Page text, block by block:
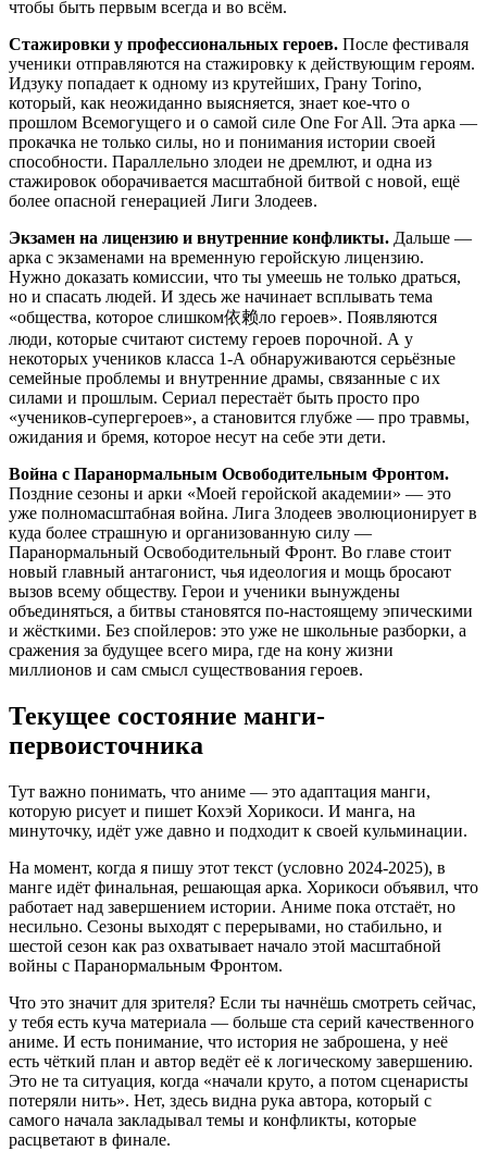
чтобы быть первым всегда и во всём.
Стажировки у профессиональных героев. После фестиваля
ученики отправляются на стажировку к действующим героям.
Идзуку попадает к одному из крутейших, Грану Torino,
который, как неожиданно выясняется, знает кое-что о
прошлом Всемогущего и о самой силе One For All. Эта арка —
прокачка не только силы, но и понимания истории своей
способности. Параллельно злодеи не дремлют, и одна из
стажировок оборачивается масштабной битвой с новой, ещё
более опасной генерацией Лиги Злодеев.
Экзамен на лицензию и внутренние конфликты. Дальше —
арка с экзаменами на временную геройскую лицензию.
Нужно доказать комиссии, что ты умеешь не только драться,
но и спасать людей. И здесь же начинает всплывать тема
«общества, которое слишком依赖ло героев». Появляются
люди, которые считают систему героев порочной. А у
некоторых учеников класса 1-А обнаруживаются серьёзные
семейные проблемы и внутренние драмы, связанные с их
силами и прошлым. Сериал перестаёт быть просто про
«учеников-супергероев», а становится глубже — про травмы,
ожидания и бремя, которое несут на себе эти дети.
Война с Паранормальным Освободительным Фронтом.
Поздние сезоны и арки «Моей геройской академии» — это
уже полномасштабная война. Лига Злодеев эволюционирует в
куда более страшную и организованную силу —
Паранормальный Освободительный Фронт. Во главе стоит
новый главный антагонист, чья идеология и мощь бросают
вызов всему обществу. Герои и ученики вынуждены
объединяться, а битвы становятся по-настоящему эпическими
и жёсткими. Без спойлеров: это уже не школьные разборки, а
сражения за будущее всего мира, где на кону жизни
миллионов и сам смысл существования героев.
Текущее состояние манги-
первоисточника
Тут важно понимать, что аниме — это адаптация манги,
которую рисует и пишет Кохэй Хорикоси. И манга, на
минуточку, идёт уже давно и подходит к своей кульминации.
На момент, когда я пишу этот текст (условно 2024-2025), в
манге идёт финальная, решающая арка. Хорикоси объявил, что
работает над завершением истории. Аниме пока отстаёт, но
несильно. Сезоны выходят с перерывами, но стабильно, и
шестой сезон как раз охватывает начало этой масштабной
войны с Паранормальным Фронтом.
Что это значит для зрителя? Если ты начнёшь смотреть сейчас,
у тебя есть куча материала — больше ста серий качественного
аниме. И есть понимание, что история не заброшена, у неё
есть чёткий план и автор ведёт её к логическому завершению.
Это не та ситуация, когда «начали круто, а потом сценаристы
потеряли нить». Нет, здесь видна рука автора, который с
самого начала закладывал темы и конфликты, которые
расцветают в финале.